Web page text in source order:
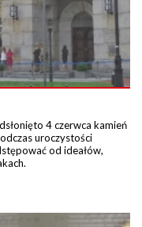
4 czerwca kamień
uroczystości
od ideałów,